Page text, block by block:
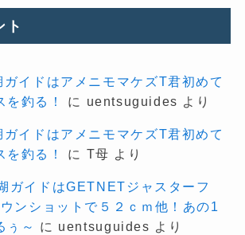
ト
イドはアメニモマケズT君初めて
釣る！
に uentsuguides より
イドはアメニモマケズT君初めて
釣る！
に T母 より
ガイドはGETNETジャスターフ
ンショットで５２ｃｍ他！あの1
ぅ～
に uentsuguides より